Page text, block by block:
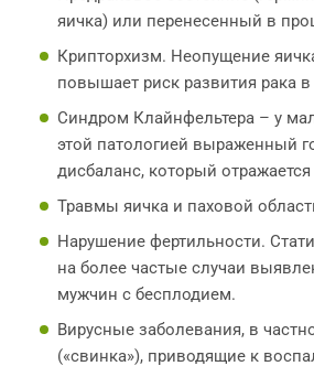
яичка) или перенесенный в
Крипторхизм. Неопущение
повышает риск развития рака
Синдром Клайнфельтера – у
этой патологией выраженный
дисбаланс, который
Травмы яичка и паховой
Нарушение фертильности.
на более частые случаи
мужчин с бесплодием.
Вирусные заболевания, в
(«свинка»), приводящие к